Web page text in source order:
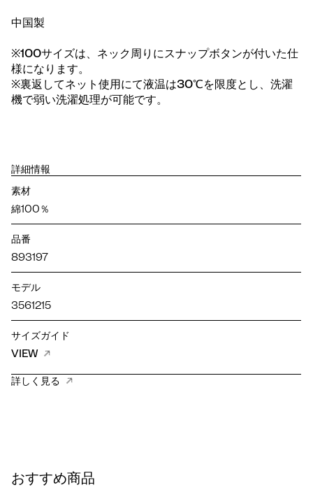
中国製
※100サイズは、ネック周りにスナップボタンが付いた仕
様になります。
※裏返してネット使用にて液温は30℃を限度とし、洗濯
機で弱い洗濯処理が可能です。
詳細情報
素材
綿100％
品番
893197
モデル
3561215
サイズガイド
VIEW
詳しく見る
おすすめ商品